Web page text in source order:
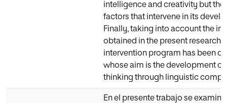
intelligence and creativity but
factors that intervene in its
Finally, taking into account the
obtained in the present research
intervention program has been
whose aim is the development of
thinking through linguistic
En el presente trabajo se examina